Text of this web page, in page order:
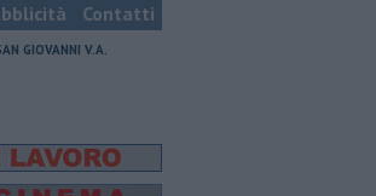
Contatti
GIOVANNI V.A.